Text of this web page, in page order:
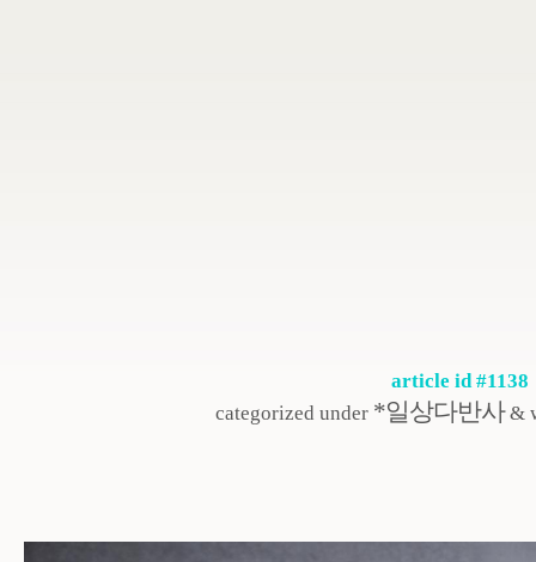
article id #1138
categorized under *일상다반사&